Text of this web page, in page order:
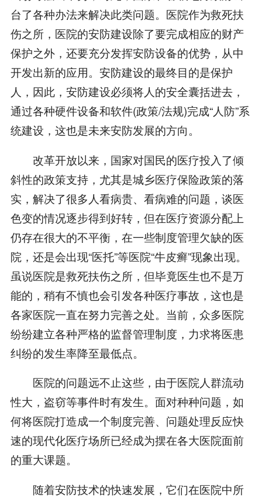
台了各种办法来解决此类问题。医院作为救死扶
伤之所，医院的安防建设除了要完成相应的财产
保护之外，还要充分发挥安防设备的优势，从中
开发出新的应用。安防建设的最终目的是保护
人，因此，安防建设必须将人的安全囊括进去，
通过各种硬件设备和软件(政策/法规)完成“人防”系
统建设，这也是未来安防发展的方向。
改革开放以来，国家对国民的医疗投入了倾
斜性的政策支持，尤其是城乡医疗保险政策的落
实，解决了很多人看病贵、看病难的问题，谈医
色变的情况逐步得到好转，但在医疗资源分配上
仍存在很大的不平衡，在一些制度管理欠缺的医
院，还是会出现“医托”等医院“牛皮癣”现象出现。
虽说医院是救死扶伤之所，但毕竟医生也不是万
能的，稍有不慎也会引发各种医疗事故，这也是
各家医院一直在努力完善之处。当前，众多医院
纷纷建立各种严格的监督管理制度，力求将医患
纠纷的发生率降至最低点。
医院的问题远不止这些，由于医院人群流动
性大，盗窃等事件时有发生。面对种种问题，如
何将医院打造成一个制度完善、问题处理反应快
速的现代化医疗场所已经成为摆在各大医院面前
的重大课题。
随着安防技术的快速发展，它们在医院中所